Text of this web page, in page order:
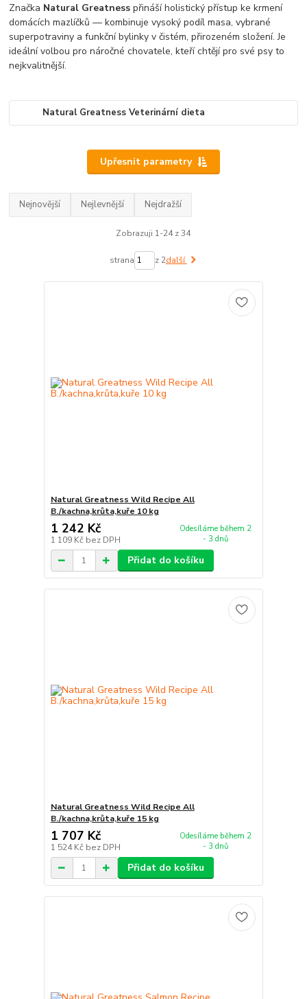
Značka Natural Greatness přináší holistický přístup ke krmení
domácích mazlíčků — kombinuje vysoký podíl masa, vybrané
superpotraviny a funkční bylinky v čistém, přirozeném složení. Je
ideální volbou pro náročné chovatele, kteří chtějí pro své psy to
nejkvalitnější.
Natural Greatness Veterinární dieta
Upřesnit parametry
Nejnovější Nejlevnější Nejdražší
Zobrazuji 1-24 z 34
strana z 2další
Natural Greatness Wild Recipe All
B./kachna,krůta,kuře 10 kg
1 242 Kč
1 109 Kč bez DPH
Odesíláme během 2
- 3 dnů
Přidat do košíku
Natural Greatness Wild Recipe All
B./kachna,krůta,kuře 15 kg
1 707 Kč
1 524 Kč bez DPH
Odesíláme během 2
- 3 dnů
Přidat do košíku